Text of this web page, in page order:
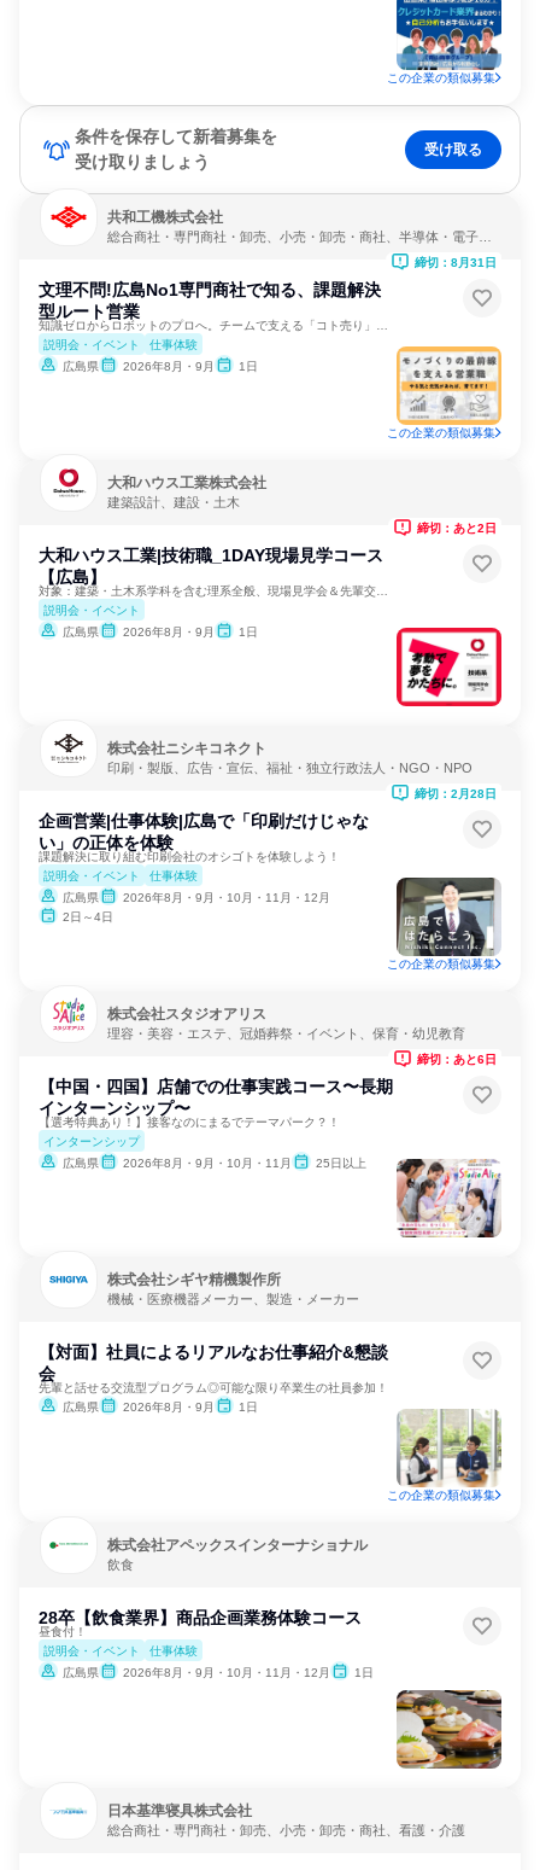
この企業の類似募集
条件を保存して新着募集を
受け取りましょう
受け取る
共和工機株式会社
総合商社・専門商社・卸売、小売・卸売・商社、半導体・電子機
文理不問!広島No1専門商社で知る、課題解決
型ルート営業
説明会・イベント
仕事体験
広島県
2026年8月・9月 1日
締切：8月31日
この企業の類似募集
大和ハウス工業株式会社
建築設計、建設・土木
大和ハウス工業|技術職_1DAY現場見学コース
【広島】
説明会・イベント
広島県
2026年8月・9月 1日
締切：あと2日
株式会社ニシキコネクト
印刷・製版、広告・宣伝、福祉・独立行政法人・NGO・NPO
企画営業|仕事体験|広島で「印刷だけじゃな
い」の正体を体験
課題解決に取り組む印刷会社のオシゴトを体験しよう！
説明会・イベント
仕事体験
広島県
2026年8月・9月・10月・11月・12月
2日～4日
締切：2月28日
この企業の類似募集
株式会社スタジオアリス
理容・美容・エステ、冠婚葬祭・イベント、保育・幼児教育
【中国・四国】店舗での仕事実践コース〜長期
インターンシップ〜
【選考特典あり！】接客なのにまるでテーマパーク？！
インターンシップ
広島県
2026年8月・9月・10月・11月 25日以上
締切：あと6日
株式会社シギヤ精機製作所
機械・医療機器メーカー、製造・メーカー
【対面】社員によるリアルなお仕事紹介&懇談
会
先輩と話せる交流型プログラム◎可能な限り卒業生の社員参加！
広島県
2026年8月・9月 1日
この企業の類似募集
株式会社アペックスインターナショナル
飲食
28卒【飲食業界】商品企画業務体験コース
昼食付！
説明会・イベント
仕事体験
広島県
2026年8月・9月・10月・11月・12月 1日
日本基準寝具株式会社
総合商社・専門商社・卸売、小売・卸売・商社、看護・介護